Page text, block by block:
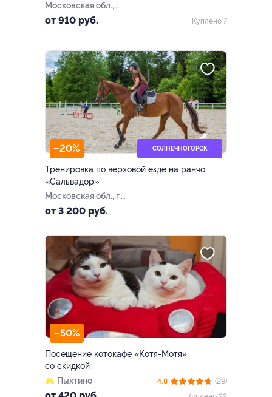
Московская обл.,
Коломенский г.о., с.
от 910 руб. Куплено 7
–20% СОЛНЕЧНОГОРСК
Тренировка по верховой езде на ранчо
«Сальвадор»
Московская обл., г.
Солнечногорск, пгт.
от 3 200 руб.
–50%
Посещение котокафе «Котя-Мотя»
со скидкой
Пыхтино
4.8
(29)